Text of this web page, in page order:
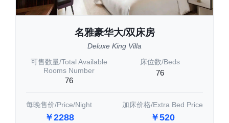
名雅豪华大/双床房
Deluxe King Villa
可售数量/Total Available
Rooms Number
76
床位数/Beds
76
每晚售价/Price/Night
￥2288
加床价格/Extra Bed Price
￥520